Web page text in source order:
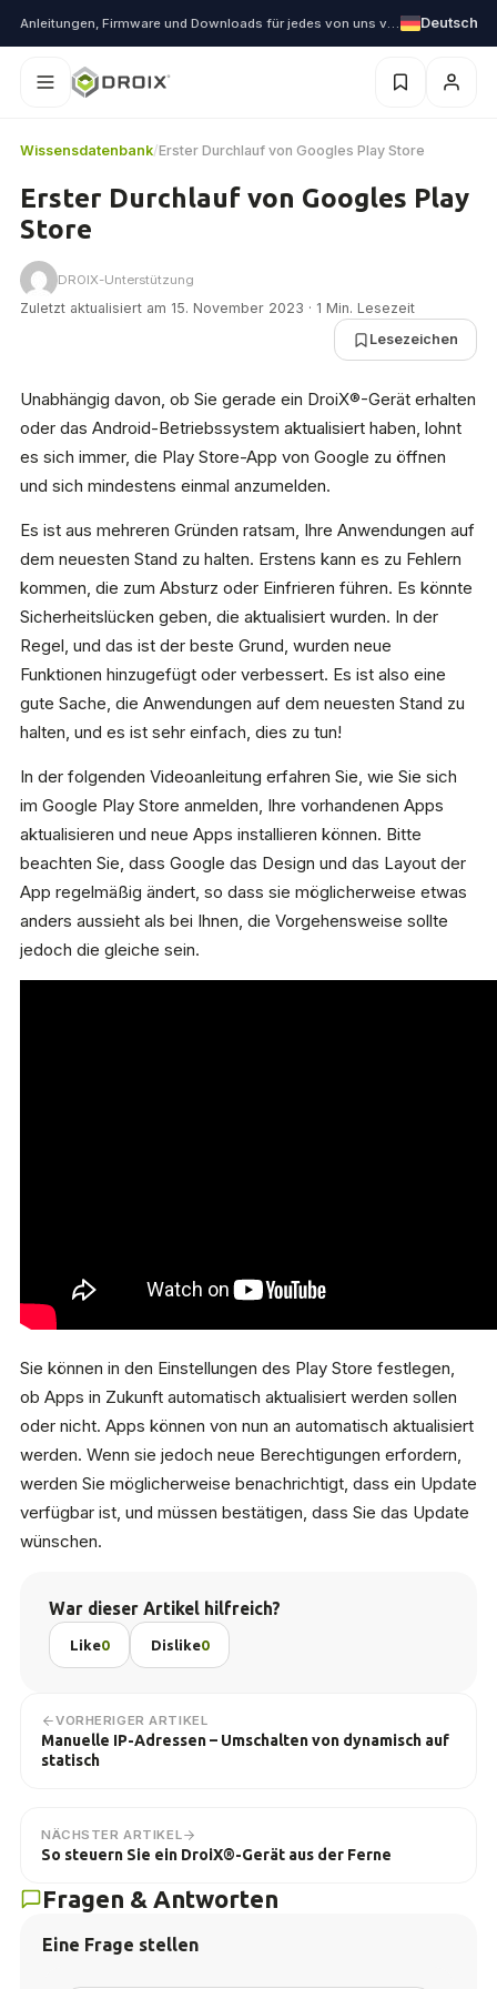
Deutsch
Wissensdatenbank/Erster Durchlauf von Googles Play Store
Erster Durchlauf von Googles Play
Store
DROIX-Unterstützung
Zuletzt aktualisiert am 15. November 2023 · 1 Min. Lesezeit
Lesezeichen
Unabhängig davon, ob Sie gerade ein DroiX®-Gerät erhalten
oder das Android-Betriebssystem aktualisiert haben, lohnt
es sich immer, die Play Store-App von Google zu öffnen
und sich mindestens einmal anzumelden.
Es ist aus mehreren Gründen ratsam, Ihre Anwendungen auf
dem neuesten Stand zu halten. Erstens kann es zu Fehlern
kommen, die zum Absturz oder Einfrieren führen. Es könnte
Sicherheitslücken geben, die aktualisiert wurden. In der
Regel, und das ist der beste Grund, wurden neue
Funktionen hinzugefügt oder verbessert. Es ist also eine
gute Sache, die Anwendungen auf dem neuesten Stand zu
halten, und es ist sehr einfach, dies zu tun!
In der folgenden Videoanleitung erfahren Sie, wie Sie sich
im Google Play Store anmelden, Ihre vorhandenen Apps
aktualisieren und neue Apps installieren können. Bitte
beachten Sie, dass Google das Design und das Layout der
App regelmäßig ändert, so dass sie möglicherweise etwas
anders aussieht als bei Ihnen, die Vorgehensweise sollte
jedoch die gleiche sein.
Sie können in den Einstellungen des Play Store festlegen,
ob Apps in Zukunft automatisch aktualisiert werden sollen
oder nicht. Apps können von nun an automatisch aktualisiert
werden. Wenn sie jedoch neue Berechtigungen erfordern,
werden Sie möglicherweise benachrichtigt, dass ein Update
verfügbar ist, und müssen bestätigen, dass Sie das Update
wünschen.
War dieser Artikel hilfreich?
Like0 Dislike0
VORHERIGER ARTIKEL
Manuelle IP-Adressen – Umschalten von dynamisch auf
statisch
NÄCHSTER ARTIKEL
So steuern Sie ein DroiX®-Gerät aus der Ferne
Fragen & Antworten
Eine Frage stellen